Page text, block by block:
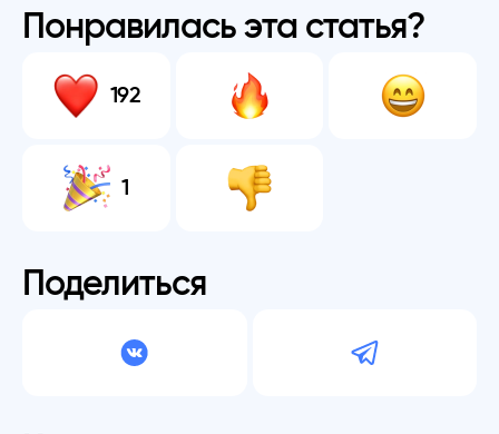
Понравилась эта статья?
192
1
Поделиться